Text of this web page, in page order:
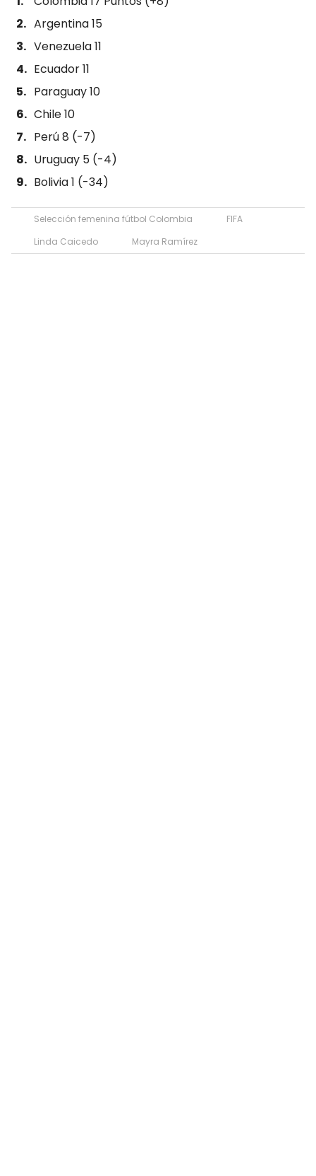
Argentina 15
Venezuela 11
Ecuador 11
Paraguay 10
Chile 10
Perú 8 (-7)
Uruguay 5 (-4)
Bolivia 1 (-34)
Selección femenina fútbol Colombia
FIFA
Linda Caicedo
Mayra Ramírez